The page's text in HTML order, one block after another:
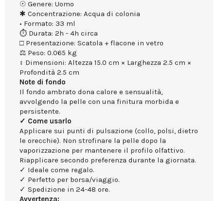
☉ Genere: Uomo
✱ Concentrazione: Acqua di colonia
• Formato: 33 ml
⏱ Durata: 2h - 4h circa
□ Presentazione: Scatola + flacone in vetro
⚖ Peso: 0.065 kg
↕ Dimensioni: Altezza 15.0 cm × Larghezza 2.5 cm ×
Profondità 2.5 cm
Note di fondo
Il fondo ambrato dona calore e sensualità,
avvolgendo la pelle con una finitura morbida e
persistente.
✓ Come usarlo
Applicare sui punti di pulsazione (collo, polsi, dietro
le orecchie). Non strofinare la pelle dopo la
vaporizzazione per mantenere il profilo olfattivo.
Riapplicare secondo preferenza durante la giornata.
✓ Ideale come regalo.
✓ Perfetto per borsa/viaggio.
✓ Spedizione in 24-48 ore.
Avvertenza: